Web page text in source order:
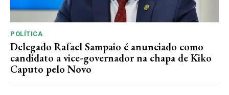
POLÍTICA
Delegado Rafael Sampaio é anunciado como
candidato a vice-governador na chapa de Kiko
Caputo pelo Novo